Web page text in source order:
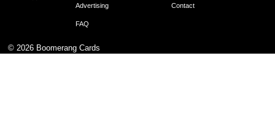
Advertising Contact
FAQ
© 2026 Boomerang Cards